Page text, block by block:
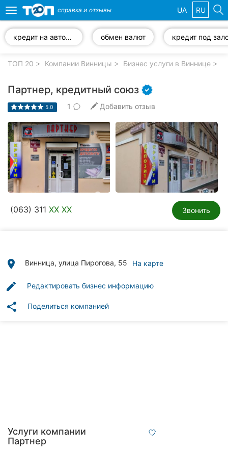
компании
рубрики:
Стоматологии
Ветеринарные
клиники
клиники
рубрики
Хмельницкий
Toggle
navigation
справка и отзывы UA RU
кредит на автомобиль обмен валют кредит под
ТОП 20 Компании Винницы Бизнес услуги в Виннице
Партнер, кредитный союз
5.0 1 Добавить отзыв
(063) 311 XX XX Звонить
place Винница, улица Пирогова, 55 На карте
edit Редактировать бизнес информацию
share Поделиться компанией
Услуги компании
Партнер